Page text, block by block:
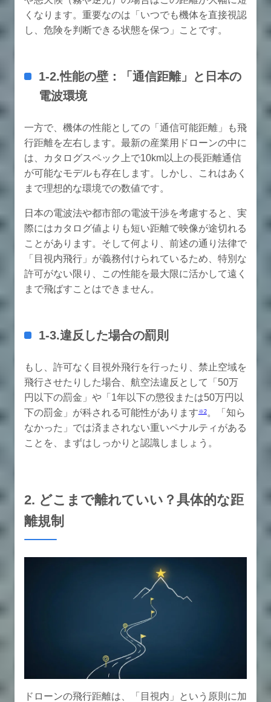
くなります。重要なのは「いつでも機体を直接視認
し、危険を判断できる状態を保つ」ことです。
1-2.性能の壁：「通信距離」と日本の
電波環境
一方で、機体の性能としての「通信可能距離」も飛
行距離を左右します。最新の産業用ドローンの中に
は、カタログスペック上で10km以上の長距離通信
が可能なモデルも存在します。しかし、これはあく
まで理想的な環境での数値です。
日本の電波法や都市部の電波干渉を考慮すると、実
際にはカタログ値よりも短い距離で映像が途切れる
ことがあります。そして何より、前述の通り法律で
「目視内飛行」が義務付けられているため、特別な
許可がない限り、この性能を最大限に活かして遠く
まで飛ばすことはできません。
1-3.違反した場合の罰則
もし、許可なく目視外飛行を行ったり、禁止空域を
飛行させたりした場合、航空法違反として「50万
円以下の罰金」や「1年以下の懲役または50万円以
下の罰金」が科される可能性があります※2。「知ら
なかった」では済まされない重いペナルティがある
ことを、まずはしっかりと認識しましょう。
2. どこまで離れていい？具体的な距
離規制
ドローンの飛行距離は、「目視内」という原則に加